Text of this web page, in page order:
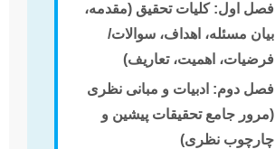
فصل اول: کلیات تحقیق (مقدمه،
بیان مسئله، اهداف، سوالات/
فرضیات، اهمیت، تعاریف)
فصل دوم: ادبیات و مبانی نظری
(مرور جامع تحقیقات پیشین و
چارچوب نظری)